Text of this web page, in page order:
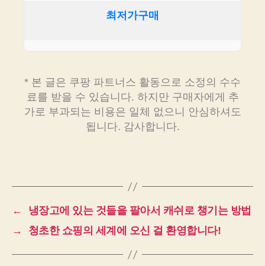
최저가구매
* 본 글은 쿠팡 파트너스 활동으로 소정의 수수
료를 받을 수 있습니다. 하지만 구매자에게 추
가로 부과되는 비용은 일체 없으니 안심하셔도
됩니다. 감사합니다.
←
냉장고에 있는 것들을 팔아서 캐쉬로 챙기는 방법
→
청초한 쇼핑의 세계에 오신 걸 환영합니다!